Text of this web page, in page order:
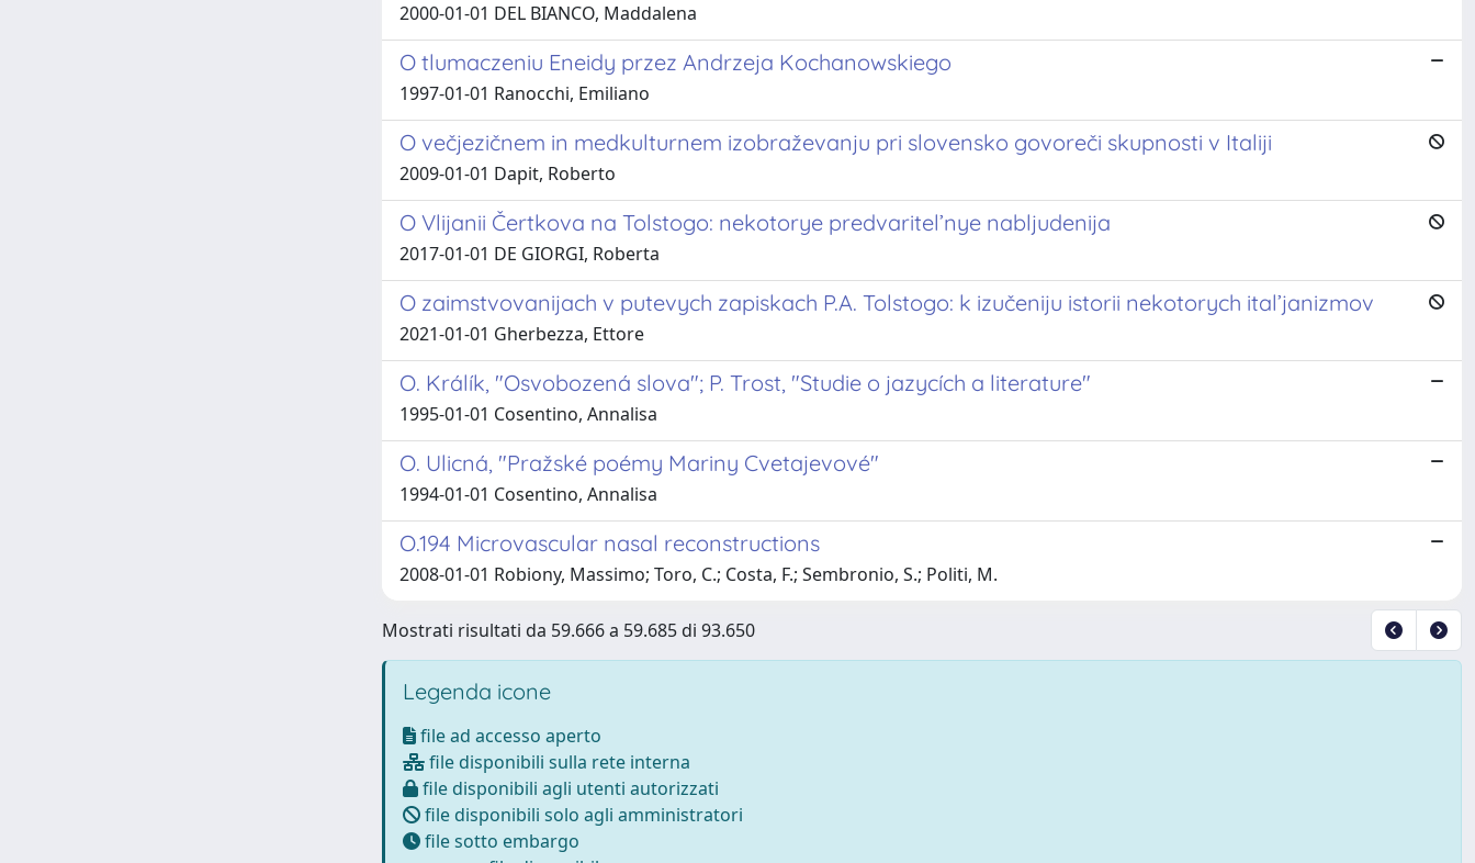
2000-01-01 DEL BIANCO, Maddalena
O tlumaczeniu Eneidy przez Andrzeja Kochanowskiego
1997-01-01 Ranocchi, Emiliano
O večjezičnem in medkulturnem izobraževanju pri slovensko govoreči skupnosti v Italiji
2009-01-01 Dapit, Roberto
O Vlijanii Čertkova na Tolstogo: nekotorye predvaritel’nye nabljudenija
2017-01-01 DE GIORGI, Roberta
O zaimstvovanijach v putevych zapiskach P.A. Tolstogo: k izučeniju istorii nekotorych ital’janizmov
2021-01-01 Gherbezza, Ettore
O. Králík, "Osvobozená slova"; P. Trost, "Studie o jazycích a literature"
1995-01-01 Cosentino, Annalisa
O. Ulicná, "Pražské poémy Mariny Cvetajevové"
1994-01-01 Cosentino, Annalisa
O.194 Microvascular nasal reconstructions
2008-01-01 Robiony, Massimo; Toro, C.; Costa, F.; Sembronio, S.; Politi, M.
Mostrati risultati da 59.666 a 59.685 di 93.650
Legenda icone
file ad accesso aperto
file disponibili sulla rete interna
file disponibili agli utenti autorizzati
file disponibili solo agli amministratori
file sotto embargo